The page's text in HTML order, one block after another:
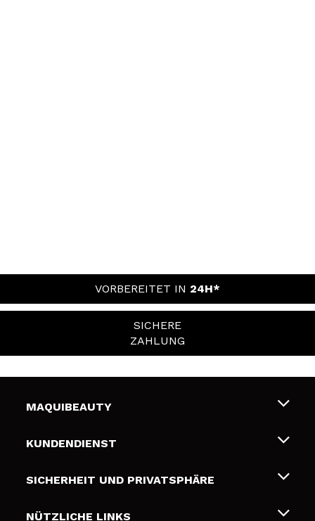
VORBEREITET IN 24H*
SICHERE
ZAHLUNG
MAQUIBEAUTY
Über uns
Geschenkkarten
KUNDENDIENST
Liefer- und Versandkosten
Zahlung
SICHERHEIT UND PRIVATSPHÄRE
Bedingungen und Datenschutz
NÜTZLICHE LINKS